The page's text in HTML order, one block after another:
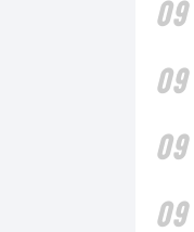
09
09
09
09